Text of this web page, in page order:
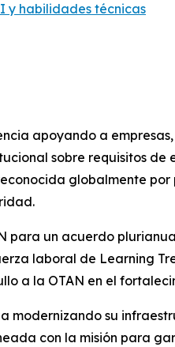
y habilidades técnicas
apoyando a
sobre requisitos
globalmente
para un acuerdo
laboral de Learning
a la OTAN en el
modernizando su
con la misión para